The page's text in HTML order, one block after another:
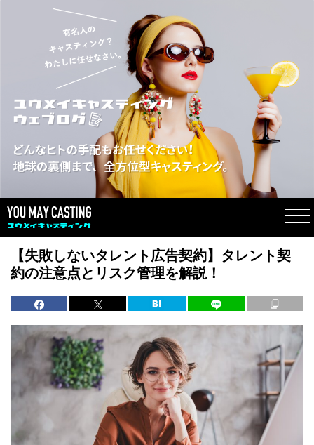
【失敗しないタレント広告契約】タレント契
約の注意点とリスク管理を解説！